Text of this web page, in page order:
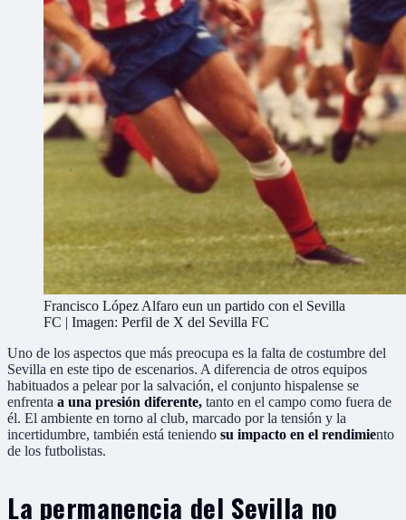
Francisco López Alfaro eun un partido con el Sevilla
FC | Imagen: Perfil de X del Sevilla FC
Uno de los aspectos que más preocupa es la falta de costumbre del
Sevilla en este tipo de escenarios. A diferencia de otros equipos
habituados a pelear por la salvación, el conjunto hispalense se
enfrenta a una presión diferente, tanto en el campo como fuera de
él. El ambiente en torno al club, marcado por la tensión y la
incertidumbre, también está teniendo su impacto en el rendimiento
de los futbolistas.
La permanencia del Sevilla no